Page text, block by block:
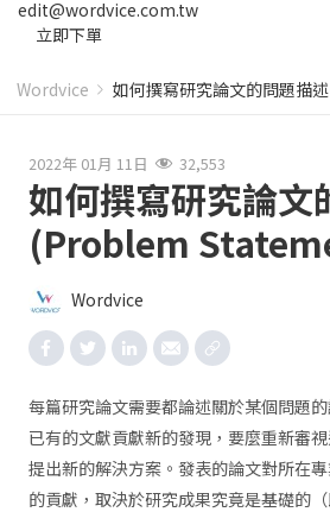
edit@wordvice.com.tw
立即下單
Wordvice 如何撰寫研究論文的問題描
2022年 01月 11日 32,553
如何撰寫研究論文
(Problem
Wordvice
每篇研究論文需要都論述關於某個問題
已有的文獻貢獻新的發現，要麼重新審
提出新的解決方案。發表的論文對所在
的貢獻，取決於研究成果究竟是基礎的